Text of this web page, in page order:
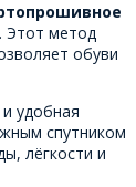
Этот метод
обуви
удобная
спутником
лёгкости и